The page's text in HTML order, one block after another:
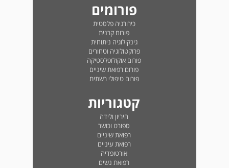
פורומים
כירורגיה פלסטית
פורום קרנית
גינקולוגיה ניתוחית
פרוקטולוגיה וטחורים
פורום אוקולופלסטיקה
פורום רפואת שיניים
פורום טיפולי רשתית
קטגוריות
היריון ולידה
ספורט וכושר
רפואת שיניים
רפואת עיניים
אורטופדיה
רפואת נשים